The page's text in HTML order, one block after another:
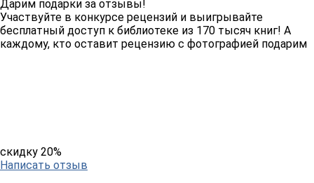
Дарим подарки за отзывы!
Участвуйте в конкурсе рецензий и выигрывайте
бесплатный доступ к библиотеке из 170 тысяч книг! А
каждому, кто оставит рецензию с фотографией подарим
скидку 20%
Написать отзыв